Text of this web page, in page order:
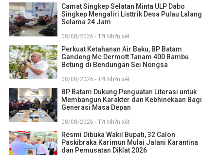
Camat Singkep Selatan Minta ULP Dabo
Singkep Mengaliri Listtrik Desa Pulau Lalang
Selama 24 Jam
08/08/2026 - T?t Nh?n xét
Perkuat Ketahanan Air Baku, BP Batam
Gandeng Mc Dermott Tanam 400 Bambu
Betung di Bendungan Sei Nongsa
08/08/2026 - T?t Nh?n xét
BP Batam Dukung Penguatan Literasi untuk
Membangun Karakter dan Kebhinekaan Bagi
Generasi Masa Depan
08/08/2026 - T?t Nh?n xét
Resmi Dibuka Wakil Bupati, 32 Calon
Paskibraka Karimun Mulai Jalani Karantina
dan Pemusatan Diklat 2026